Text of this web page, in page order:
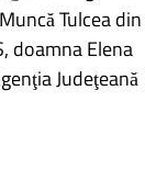
Tulcea din
doamna Elena
Judeţeană